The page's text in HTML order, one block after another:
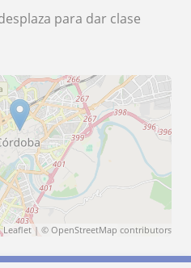
para dar clase
Leaflet | © OpenStreetMap contributors